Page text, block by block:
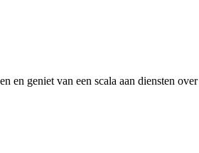
geniet van een scala aan diensten